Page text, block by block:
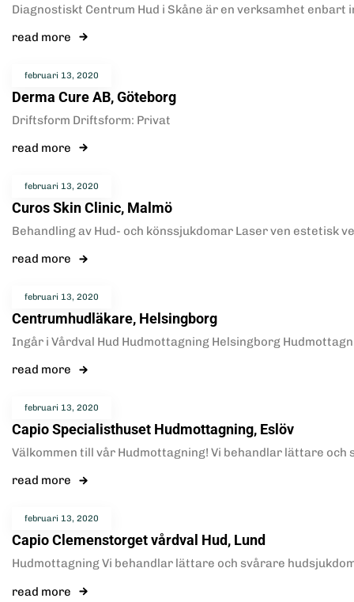
Diagnostiskt Centrum Hud i Skåne är en verksamhet
read more
februari 13, 2020
Derma Cure AB, Göteborg
Driftsform Driftsform: Privat
read more
februari 13, 2020
Curos Skin Clinic, Malmö
Behandling av Hud- och könssjukdomar Laser ven estetisk
read more
februari 13, 2020
Centrumhudläkare, Helsingborg
Ingår i Vårdval Hud Hudmottagning Helsingborg
read more
februari 13, 2020
Capio Specialisthuset Hudmottagning, Eslöv
Välkommen till vår Hudmottagning! Vi behandlar lättare
read more
februari 13, 2020
Capio Clemenstorget vårdval Hud, Lund
Hudmottagning Vi behandlar lättare och svårare
read more